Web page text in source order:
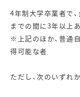
4年制大学卒業者で
までの間に3年以上
※上記のほか、普通
得可能な者
ただし、次のいずれ